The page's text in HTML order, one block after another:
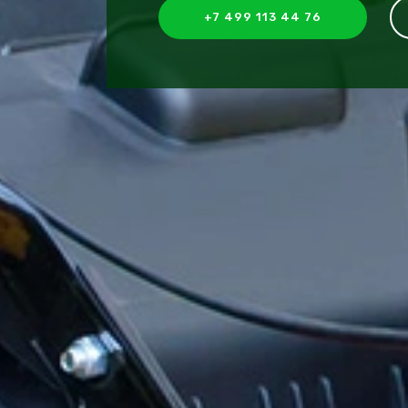
+7 499 113 44 76